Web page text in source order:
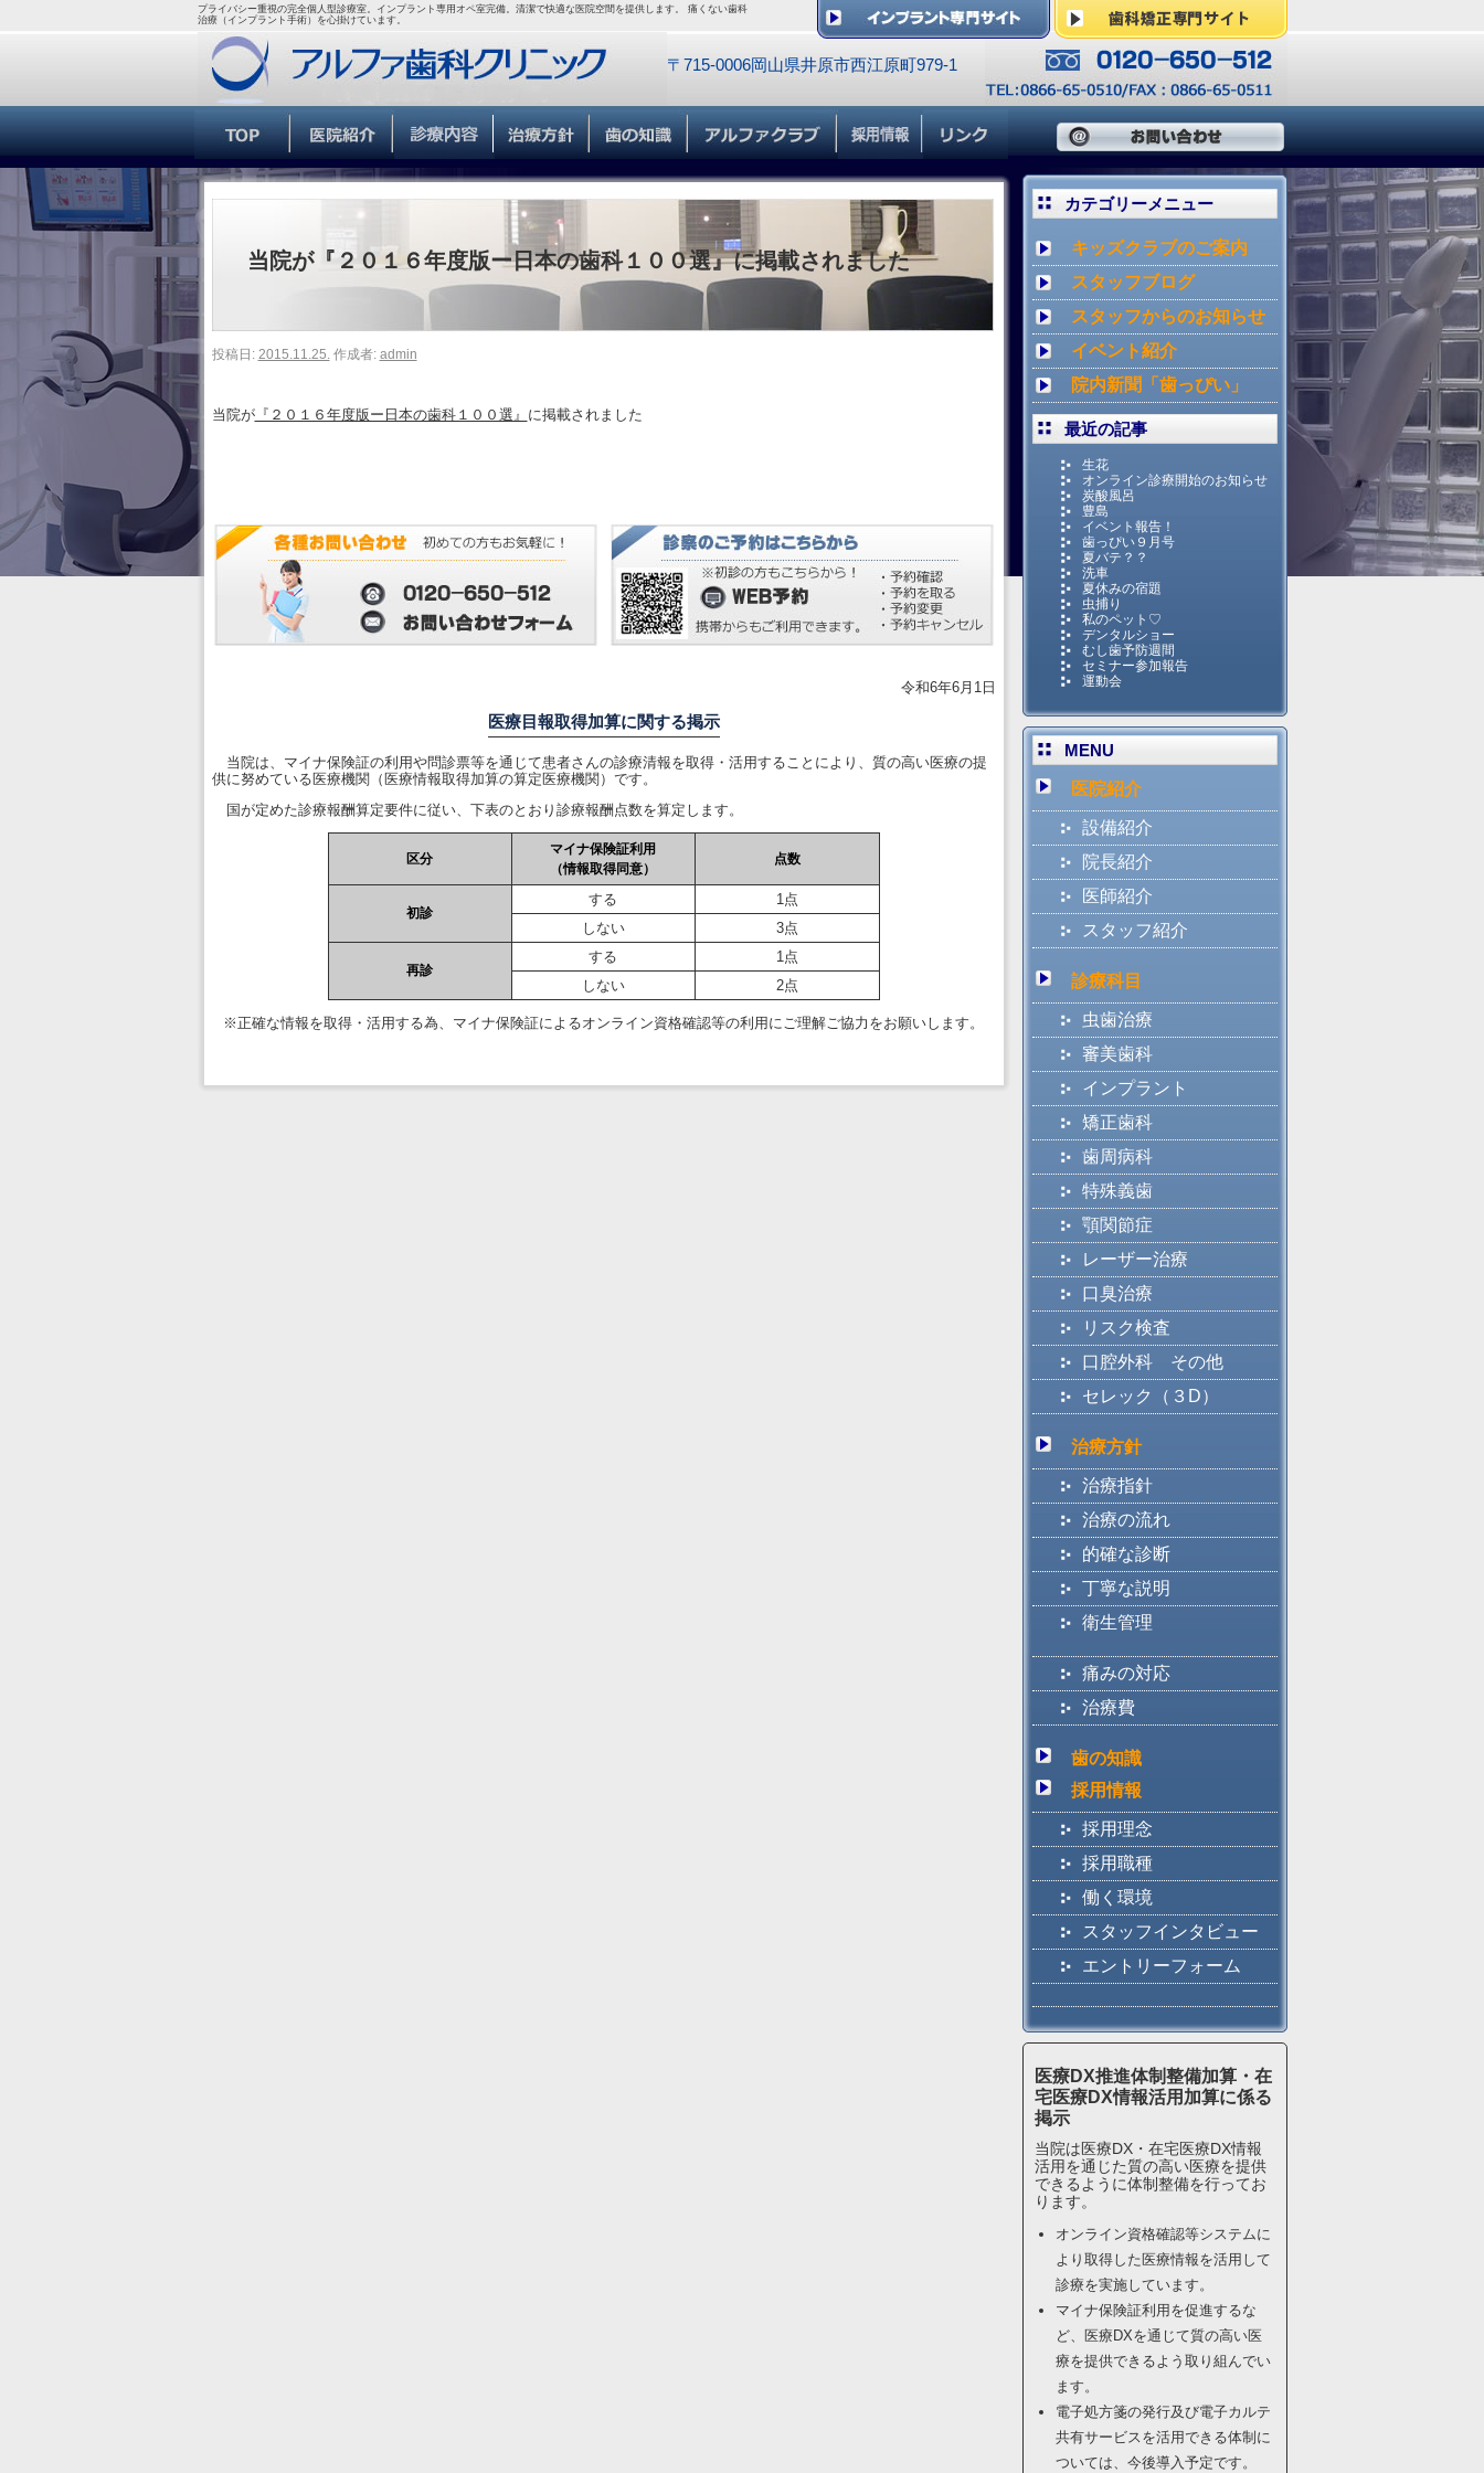
プライバシー重視の完全個人型診療室。インプラント専用オペ室完備。清潔で快適な医院空間を提供します。 痛くない歯科
治療（インプラント手術）を心掛けています。
〒715-0006岡山県井原市西江原町979-1
当院が『２０１６年度版ー日本の歯科１００選』に掲載されました
投稿日: 2015.11.25. 作成者: admin
当院が『２０１６年度版ー日本の歯科１００選』 に掲載されました
令和6年6月1日
医療目報取得加算に関する掲示
当院は、マイナ保険証の利用や問診票等を通じて患者さんの診療清報を取得・活用することにより、質の高い医療の提
供に努めている医療機関（医療情報取得加算の算定医療機関）です。
国が定めた診療報酬算定要件に従い、下表のとおり診療報酬点数を算定します。
区分
マイナ保険証利用
（情報取得同意）
点数
初診
する
1点
しない
3点
再診
する
1点
しない
2点
※正確な情報を取得・活用する為、マイナ保険証によるオンライン資格確認等の利用にご理解ご協力をお願いします。
カテゴリーメニュー
キッズクラブのご案内
スタッフブログ
スタッフからのお知らせ
イベント紹介
院内新聞「歯っぴい」
最近の記事
生花
オンライン診療開始のお知らせ
炭酸風呂
豊島
イベント報告！
歯っぴい９月号
夏バテ？？
洗車
夏休みの宿題
虫捕り
私のペット♡
デンタルショー
むし歯予防週間
セミナー参加報告
運動会
MENU
医院紹介
設備紹介
院長紹介
医師紹介
スタッフ紹介
診療科目
虫歯治療
審美歯科
インプラント
矯正歯科
歯周病科
特殊義歯
顎関節症
レーザー治療
口臭治療
リスク検査
口腔外科 その他
セレック（３D）
治療方針
治療指針
治療の流れ
的確な診断
丁寧な説明
衛生管理
痛みの対応
治療費
歯の知識
採用情報
採用理念
採用職種
働く環境
スタッフインタビュー
エントリーフォーム
医療DX推進体制整備加算・在
宅医療DX情報活用加算に係る
掲示
当院は医療DX・在宅医療DX情報
活用を通じた質の高い医療を提供
できるように体制整備を行ってお
ります。
オンライン資格確認等システムに
より取得した医療情報を活用して
診療を実施しています。
マイナ保険証利用を促進するな
ど、医療DXを通じて質の高い医
療を提供できるよう取り組んでい
ます。
電子処方箋の発行及び電子カルテ
共有サービスを活用できる体制に
ついては、今後導入予定です。